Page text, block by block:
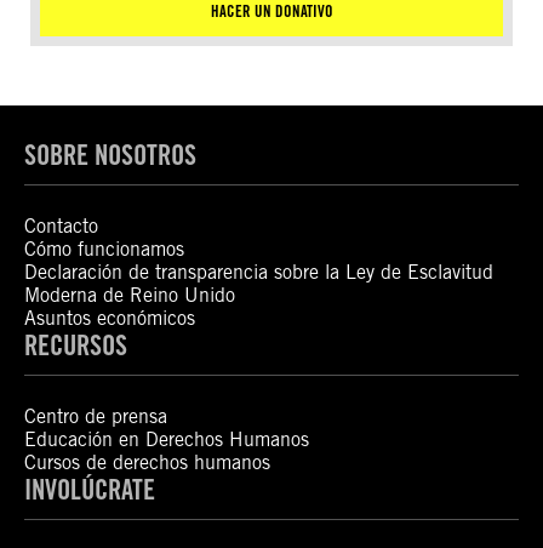
HACER UN DONATIVO
SOBRE NOSOTROS
Contacto
Cómo funcionamos
Declaración de transparencia sobre la Ley de Esclavitud
Moderna de Reino Unido
Asuntos económicos
RECURSOS
Centro de prensa
Educación en Derechos Humanos
Cursos de derechos humanos
INVOLÚCRATE